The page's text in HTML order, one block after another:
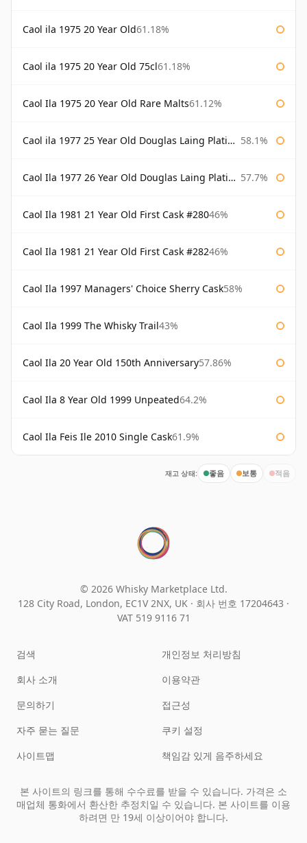
Caol ila 1975 20 Year Old61.18%
Caol ila 1975 20 Year Old 75cl61.18%
Caol Ila 1975 20 Year Old Rare Malts61.12%
Caol ila 1977 25 Year Old Douglas Laing Platinum Selection 58.1%
Caol Ila 1977 26 Year Old Douglas Laing Platinum Selection 57.7%
Caol Ila 1981 21 Year Old First Cask #28046%
Caol Ila 1981 21 Year Old First Cask #28246%
Caol Ila 1997 Managers' Choice Sherry Cask58%
Caol Ila 1999 The Whisky Trail43%
Caol Ila 20 Year Old 150th Anniversary57.86%
Caol Ila 8 Year Old 1999 Unpeated64.2%
Caol Ila Feis Ile 2010 Single Cask61.9%
재고 상태: 좋음 보통 적음
© 2026 Whisky Marketplace Ltd.
128 City Road, London, EC1V 2NX, UK · 회사 번호 17204643 ·
VAT 519 9116 71
검색
회사 소개
문의하기
자주 묻는 질문
사이트맵
개인정보 처리방침
이용약관
접근성
쿠키 설정
책임감 있게 음주하세요
본 사이트의 링크를 통해 수수료를 받을 수 있습니다. 가격은 소
매업체 통화에서 환산한 추정치일 수 있습니다. 본 사이트를 이용
하려면 만 19세 이상이어야 합니다.